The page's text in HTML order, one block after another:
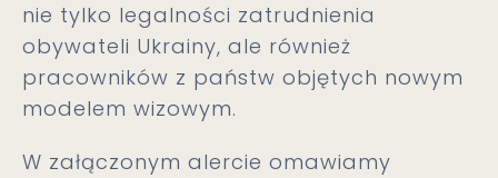
nie tylko legalności zatrudnienia
obywateli Ukrainy, ale również
pracowników z państw objętych nowym
modelem wizowym.
W załączonym alercie omawiamy